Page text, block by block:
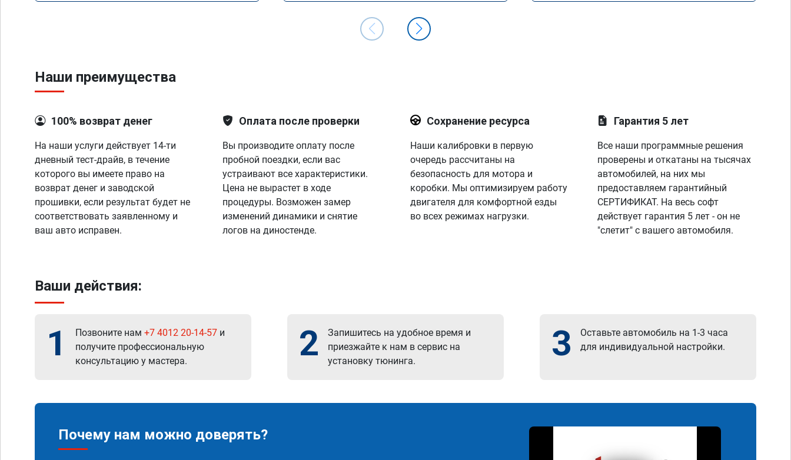
Наши преимущества
100% возврат денег
На наши услуги действует 14-ти
дневный тест-драйв, в течение
которого вы имеете право на
возврат денег и заводской
прошивки, если результат будет не
соответствовать заявленному и
ваш авто исправен.
Оплата после проверки
Вы производите оплату после
пробной поездки, если вас
устраивают все характеристики.
Цена не вырастет в ходе
процедуры. Возможен замер
изменений динамики и снятие
логов на диностенде.
Сохранение ресурса
Наши калибровки в первую
очередь рассчитаны на
безопасность для мотора и
коробки. Мы оптимизируем работу
двигателя для комфортной езды
во всех режимах нагрузки.
Гарантия 5 лет
Все наши программные решения
проверены и откатаны на тысячах
автомобилей, на них мы
предоставляем гарантийный
СЕРТИФИКАТ. На весь софт
действует гарантия 5 лет - он не
"слетит" с вашего автомобиля.
Ваши действия:
1 Позвоните нам +7 4012 20-14-57 и
получите профессиональную
консультацию у мастера.
2
Запишитесь на удобное время и
приезжайте к нам в сервис на
установку тюнинга.
3
Оставьте автомобиль на 1-3 часа
для индивидуальной настройки.
Почему нам можно доверять?